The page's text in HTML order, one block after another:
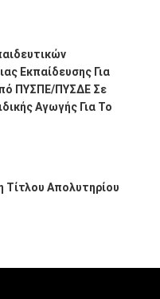
Εκπαίδευσης Για
ΠΥΣΠΕ/ΠΥΣΔΕ Σε
Αγωγής Για Το
Τίτλου Απολυτηρίου